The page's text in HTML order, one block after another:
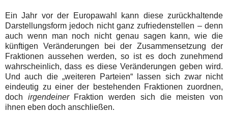
Ein Jahr vor der Europawahl kann diese zurückhaltende
Darstellungsform jedoch nicht ganz zufriedenstellen – denn
auch wenn man noch nicht genau sagen kann, wie die
künftigen Veränderungen bei der Zusammensetzung der
Fraktionen aussehen werden, so ist es doch zunehmend
wahrscheinlich, dass es diese Veränderungen geben wird.
Und auch die „weiteren Parteien“ lassen sich zwar nicht
eindeutig zu einer der bestehenden Fraktionen zuordnen,
doch irgendeiner Fraktion werden sich die meisten von
ihnen eben doch anschließen.